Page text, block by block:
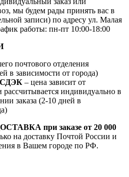
мы будем рады принять вас в
записи) по адресу ул. Малая
работы: пн-пт 10:00-18:00
почтового отделения
в зависимости от города)
СДЭК – цена зависит от
рассчитывается индивидуально в
заказа (2-10 дней в
при заказе от 20 000
на доставку Почтой России и
в Вашем городе по РФ.